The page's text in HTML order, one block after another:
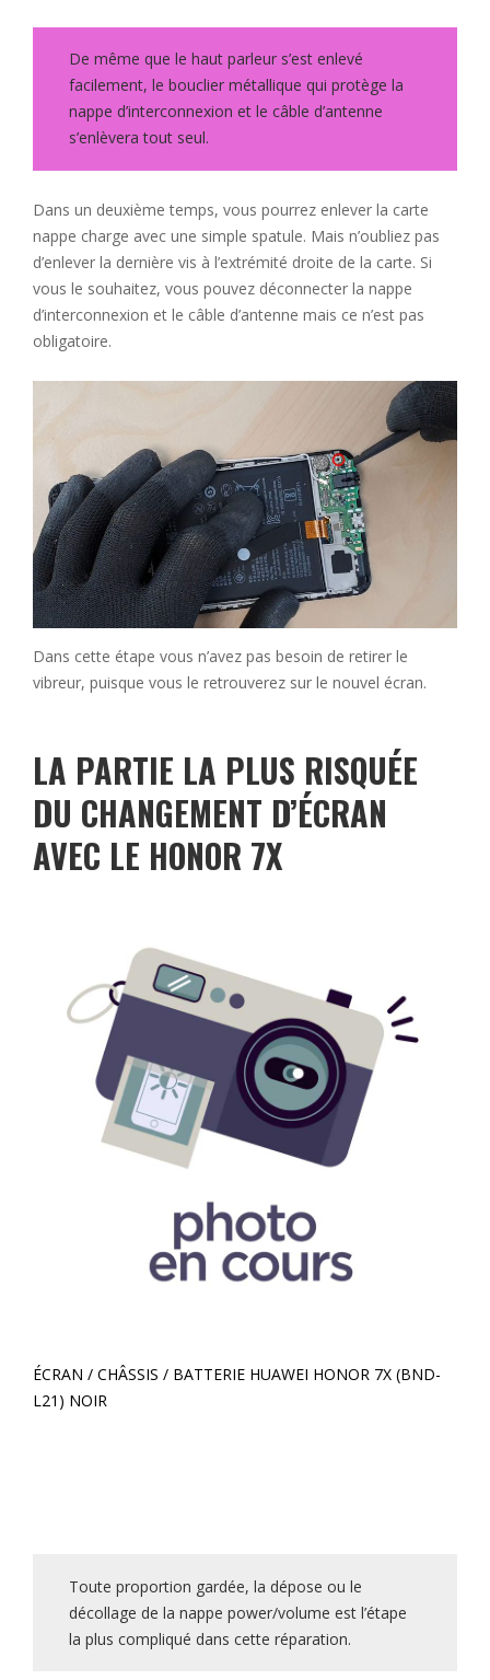
De même que le haut parleur s’est enlevé
facilement, le bouclier métallique qui protège la
nappe d’interconnexion et le câble d’antenne
s’enlèvera tout seul.
Dans un deuxième temps, vous pourrez enlever la carte
nappe charge avec une simple spatule. Mais n’oubliez pas
d’enlever la dernière vis à l’extrémité droite de la carte. Si
vous le souhaitez, vous pouvez déconnecter la nappe
d’interconnexion et le câble d’antenne mais ce n’est pas
obligatoire.
Dans cette étape vous n’avez pas besoin de retirer le
vibreur, puisque vous le retrouverez sur le nouvel écran.
LA PARTIE LA PLUS RISQUÉE
DU CHANGEMENT D’ÉCRAN
AVEC LE HONOR 7X
ÉCRAN / CHÂSSIS / BATTERIE HUAWEI HONOR 7X (BND-
L21) NOIR
Toute proportion gardée, la dépose ou le
décollage de la nappe power/volume est l’étape
la plus compliqué dans cette réparation.